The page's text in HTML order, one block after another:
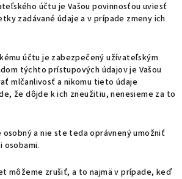
účtu je Vašou povinnosťou uviesť
zadávané údaje a v prípade zmeny ich
účtu je zabezpečený užívateľským
týchto prístupových údajov je Vašou
mlčanlivosť a nikomu tieto údaje
že dôjde k ich zneužitiu, nenesieme za to
a nie ste teda oprávnený umožniť
môžeme zrušiť, a to najmä v prípade, keď